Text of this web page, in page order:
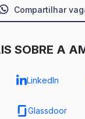
Compartilhar
SOBRE A
LinkedIn
Glassdoor